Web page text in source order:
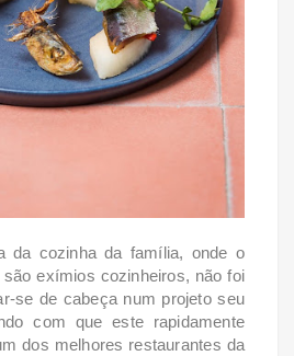
da cozinha da família, onde o
exímios cozinheiros, não foi
se de cabeça num projeto seu
com que este rapidamente
dos melhores restaurantes da